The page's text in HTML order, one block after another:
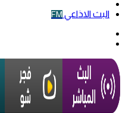
البث الاذاعي FM